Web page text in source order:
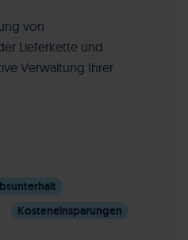
von
Lieferkette und
Verwaltung Ihrer
Kosteneinsparungen